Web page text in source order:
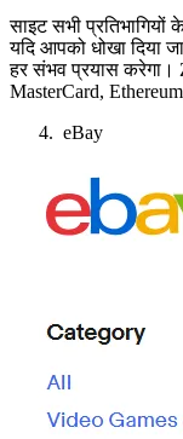
साइट सभी प्रतिभागियों
यदि आपको धोखा दिया
हर संभव प्रयास करेगा।
MasterCard,
eBay